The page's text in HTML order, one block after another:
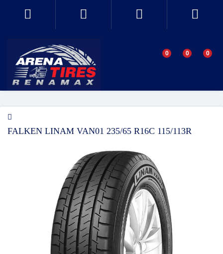
0 0 0
FALKEN LINAM VAN01 235/65 R16C 115/113R